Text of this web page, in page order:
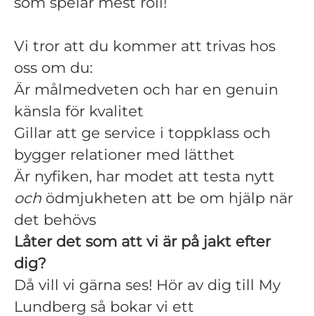
Vi tror att du kommer att trivas hos
oss om du:
Är målmedveten och har en genuin
känsla för kvalitet
Gillar att ge service i toppklass och
bygger relationer med lätthet
Är nyfiken, har modet att testa nytt
och ödmjukheten att be om hjälp när
det behövs
Låter det som att vi är på jakt efter
dig?
Då vill vi gärna ses! Hör av dig till My
Lundberg så bokar vi ett